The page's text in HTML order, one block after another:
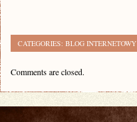
CATEGORIES: BLOG INTERNETOWY
Comments are closed.